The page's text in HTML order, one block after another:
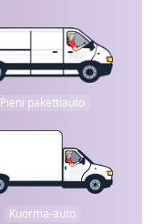
Pieni pakettiauto
Kuorma-auto